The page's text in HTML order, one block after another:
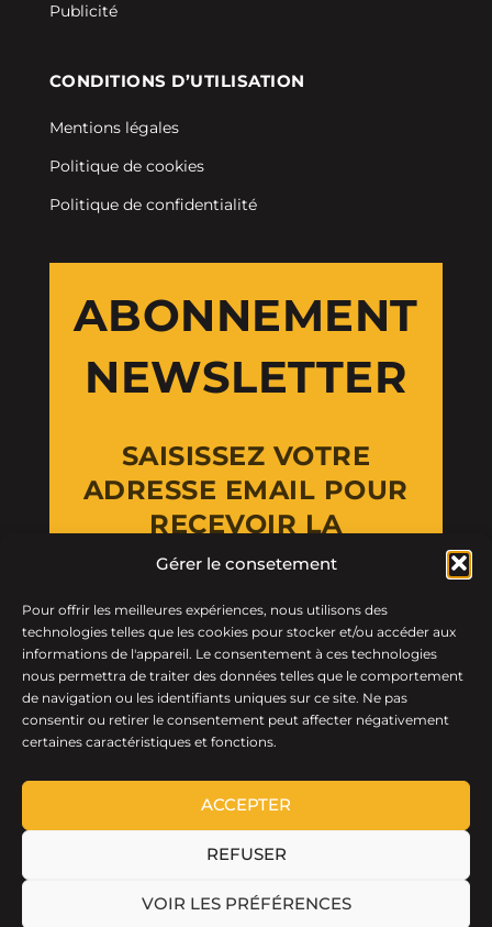
Gérer le consetement
Pour offrir les meilleures expériences, nous utilisons des
technologies telles que les cookies pour stocker et/ou accéder aux
informations de l'appareil. Le consentement à ces technologies
nous permettra de traiter des données telles que le comportement
de navigation ou les identifiants uniques sur ce site. Ne pas
consentir ou retirer le consentement peut affecter négativement
certaines caractéristiques et fonctions.
ACCEPTER
REFUSER
VOIR LES PRÉFÉRENCES
Publicité
CONDITIONS D’UTILISATION
Mentions légales
Politique de cookies
Politique de confidentialité
ABONNEMENT
NEWSLETTER
SAISISSEZ VOTRE
ADRESSE EMAIL POUR
RECEVOIR LA
NEWSLETTER
Email Address
LTF © 2026 · Tous droits réservés.